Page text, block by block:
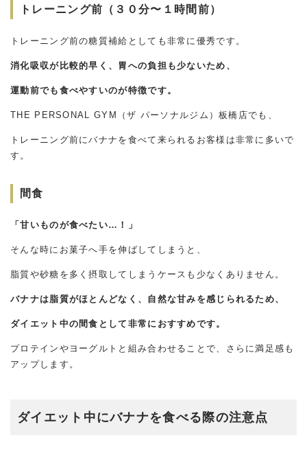
トレーニング前（３０分〜１時間前）
トレーニング前の糖質補給としても非常に優秀です。
消化吸収が比較的早く、胃への負担も少ないため、
運動前でも食べやすいのが特徴です。
THE PERSONAL GYM（ザ パーソナルジム）板橋店でも、
トレーニング前にバナナを食べて来られるお客様は非常に多いで
す。
間食
「甘いものが食べたい…！」
そんな時にお菓子へ手を伸ばしてしまうと、
脂質や砂糖を多く摂取してしまうケースも少なくありません。
バナナは脂質がほとんどなく、自然な甘みを感じられるため、
ダイエット中の間食として非常におすすめです。
プロテインやヨーグルトと組み合わせることで、さらに満足感も
アップします。
ダイエット中にバナナを食べる際の注意点